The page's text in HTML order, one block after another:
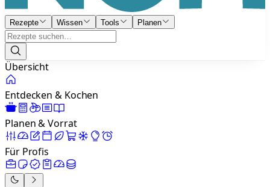
Rezepte Wissen Tools Planen
Übersicht
Entdecken & Kochen
Planen & Vorrat
Für Profis